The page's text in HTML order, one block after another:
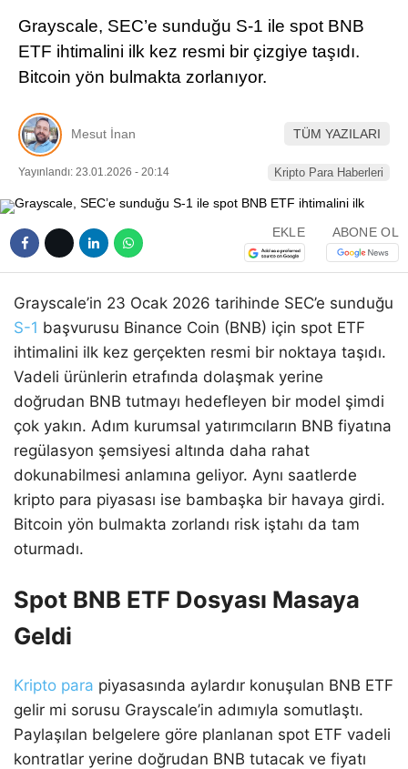
Telegram
Grayscale, SEC’e sunduğu S-1 ile spot BNB
ETF ihtimalini ilk kez resmi bir çizgiye taşıdı.
Bitcoin yön bulmakta zorlanıyor.
Mesut İnan TÜM YAZILARI
Yayınlandı: 23.01.2026 - 20:14 Kripto Para Haberleri
EKLE ABONE OL
Grayscale’in 23 Ocak 2026 tarihinde SEC’e sunduğu
S-1 başvurusu Binance Coin (BNB) için spot ETF
ihtimalini ilk kez gerçekten resmi bir noktaya taşıdı.
Vadeli ürünlerin etrafında dolaşmak yerine
doğrudan BNB tutmayı hedefleyen bir model şimdi
çok yakın. Adım kurumsal yatırımcıların BNB fiyatına
regülasyon şemsiyesi altında daha rahat
dokunabilmesi anlamına geliyor. Aynı saatlerde
kripto para piyasası ise bambaşka bir havaya girdi.
Bitcoin yön bulmakta zorlandı risk iştahı da tam
oturmadı.
Spot BNB ETF Dosyası Masaya
Geldi
Kripto para piyasasında aylardır konuşulan BNB ETF
gelir mi sorusu Grayscale’in adımıyla somutlaştı.
Paylaşılan belgelere göre planlanan spot ETF vadeli
kontratlar yerine doğrudan BNB tutacak ve fiyatı